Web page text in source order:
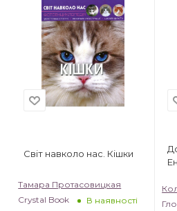
Світ навколо нас. Кішки
Тамара Протасовицкая
Crystal Book
В наявності